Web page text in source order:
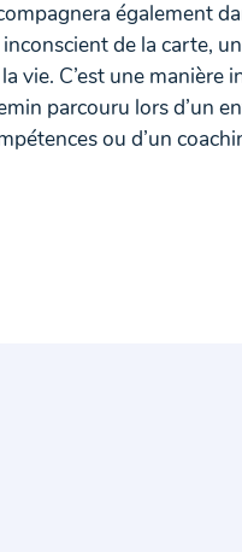
également
de la carte,
vie. C’est une manière
parcouru lors d’un
ou d’un